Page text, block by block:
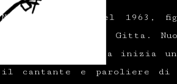
Nato a Lipsia nel 1963,
della giornalista Gitta.
Finita la carriera inizia un
il cantante e paroliere di